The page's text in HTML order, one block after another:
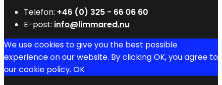
Telefon: +46 (0) 325 - 66 06 60
E-post: info@limmared.nu
We use cookies to give you the best possible
experience on our website. By clicking OK, you agree to
our cookie policy. OK